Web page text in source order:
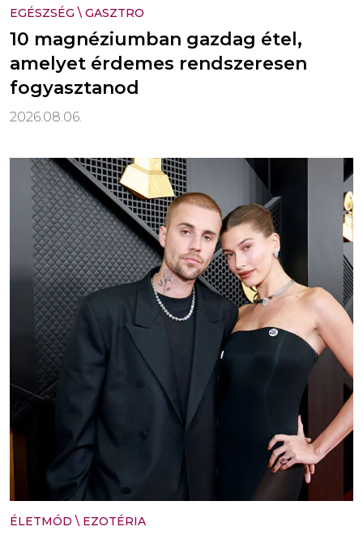
EGÉSZSÉG \ GASZTRO
10 magnéziumban gazdag étel,
amelyet érdemes rendszeresen
fogyasztanod
2026.08.06.
ÉLETMÓD \ EZOTÉRIA